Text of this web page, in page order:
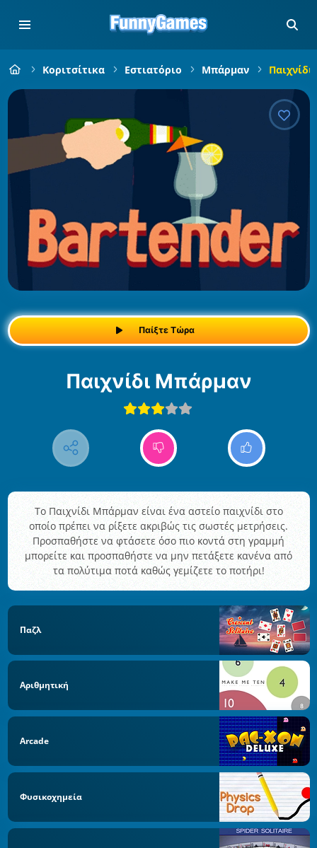
Κοριτσίτικα Εστιατόριο Μπάρμαν
Παίξτε Τώρα
Παιχνίδι Μπάρμαν
Το Παιχνίδι Μπάρμαν είναι ένα αστείο παιχνίδι στο
οποίο πρέπει να ρίξετε ακριβώς τις σωστές μετρήσεις.
Προσπαθήστε να φτάσετε όσο πιο κοντά στη γραμμή
μπορείτε και προσπαθήστε να μην πετάξετε κανένα από
τα πολύτιμα ποτά καθώς γεμίζετε το ποτήρι!
Παζλ
Αριθμητική
Arcade
Φυσικοχημεία